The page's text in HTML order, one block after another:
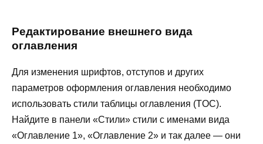
Редактирование внешнего вида
оглавления
Для изменения шрифтов, отступов и других
параметров оформления оглавления необходимо
использовать стили таблицы оглавления (TOC).
Найдите в панели «Стили» стили с именами вида
«Оглавление 1», «Оглавление 2» и так далее — они